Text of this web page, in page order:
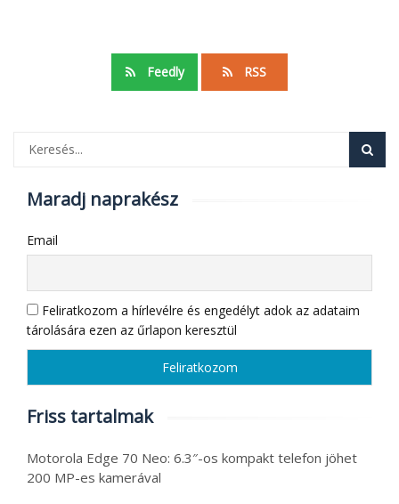
Feedly RSS
Maradj naprakész
Email
Feliratkozom a hírlevélre és engedélyt adok az adataim
tárolására ezen az űrlapon keresztül
Friss tartalmak
Motorola Edge 70 Neo: 6.3″-os kompakt telefon jöhet
200 MP-es kamerával